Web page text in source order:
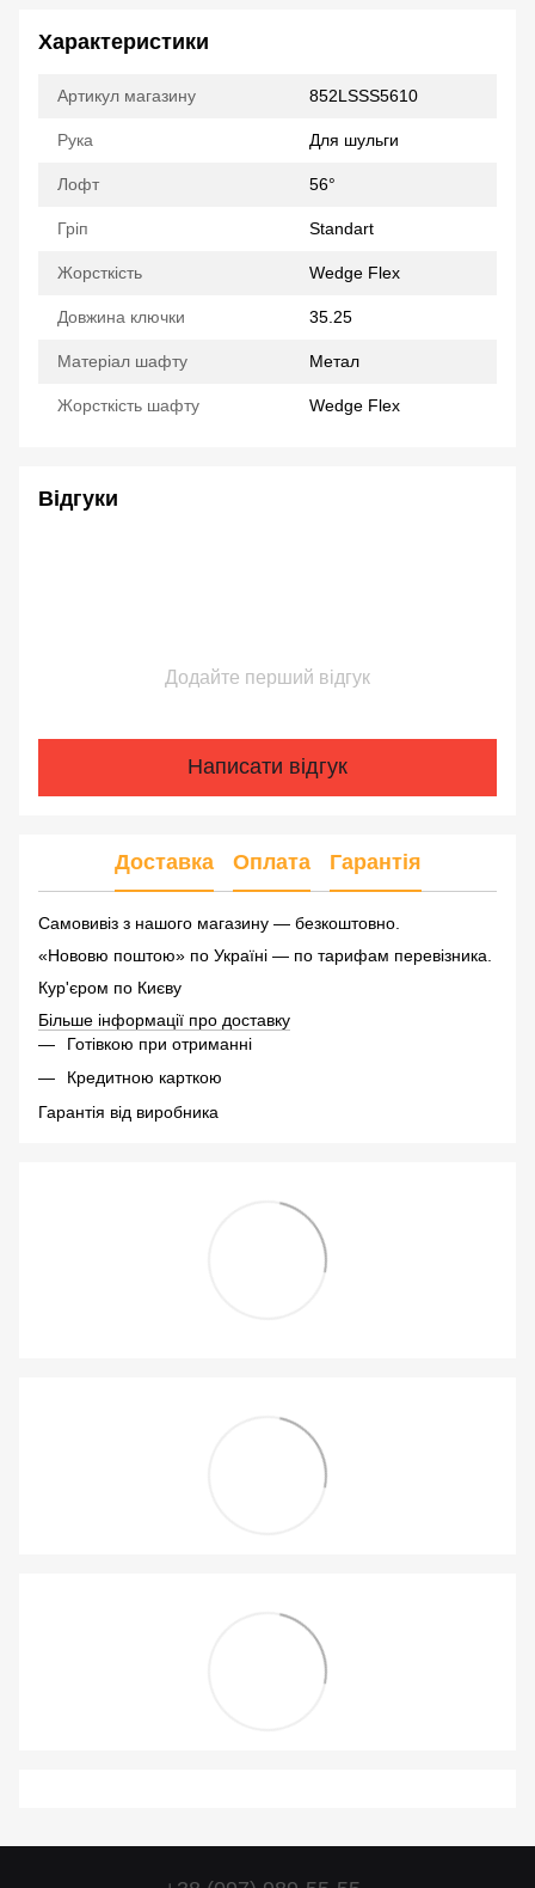
Характеристики
Артикул магазину 852LSSS5610
Рука Для шульги
Лофт 56°
Гріп Standart
Жорсткість Wedge Flex
Довжина ключки 35.25
Матеріал шафту Метал
Жорсткість шафту Wedge Flex
Відгуки
Додайте перший відгук
Написати відгук
Доставка Оплата Гарантія
Самовивіз з нашого магазину — безкоштовно.
«Нововю поштою» по Україні — по тарифам перевізника.
Кур'єром по Києву
Більше інформації про доставку
Готівкою при отриманні
Кредитною карткою
Гарантія від виробника